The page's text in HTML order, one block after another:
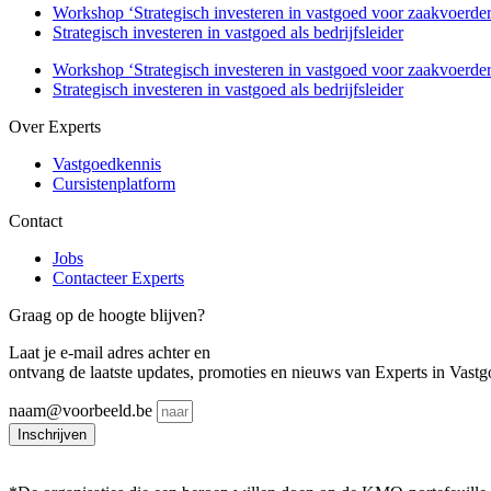
Workshop ‘Strategisch investeren in vastgoed voor
Strategisch investeren in vastgoed als bedrijfsleider
Workshop ‘Strategisch investeren in vastgoed voor
Strategisch investeren in vastgoed als bedrijfsleider
Over Experts
Vastgoedkennis
Cursistenplatform
Contact
Jobs
Contacteer Experts
Graag op de hoogte blijven?
Laat je e-mail adres achter en
ontvang de laatste updates, promoties en nieuws van Experts in
naam@voorbeeld.be
Inschrijven